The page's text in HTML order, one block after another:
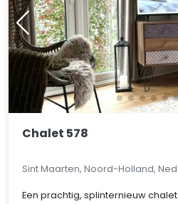
Chalet 578
Sint Maarten, Noord-Holland,
Een prachtig, splinternieuw